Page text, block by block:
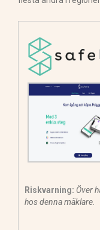
Riskvarning: Över
hos denna mäklare.